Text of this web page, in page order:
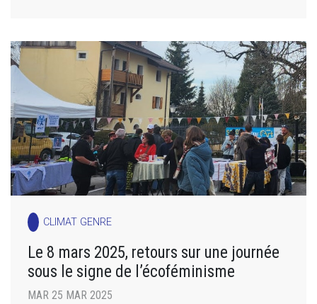
CLIMAT GENRE
Le 8 mars 2025, retours sur une journée
sous le signe de l’écoféminisme
MAR 25 MAR 2025